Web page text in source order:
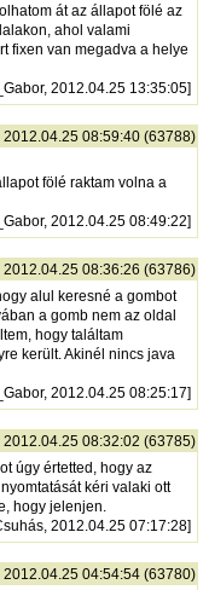
át az állapot fölé az
ahol valami
fixen van megadva a helye
2012.04.25 13:35:05]
| 2012.04.25 08:59:40 (63788)
fölé raktam volna a
2012.04.25 08:49:22]
| 2012.04.25 08:36:26 (63786)
alul keresné a gombot
a gomb nem az oldal
hogy találtam
került. Akinél nincs java
2012.04.25 08:25:17]
| 2012.04.25 08:32:02 (63785)
úgy értetted, hogy az
kéri valaki ott
hogy jelenjen.
2012.04.25 07:17:28]
| 2012.04.25 04:54:54 (63780)